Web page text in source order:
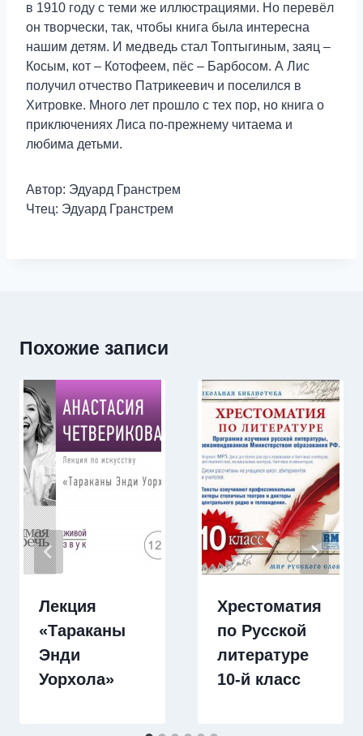
в 1910 году с теми же иллюстрациями. Но перевёл
он творчески, так, чтобы книга была интересна
нашим детям. И медведь стал Топтыгиным, заяц –
Косым, кот – Котофеем, пёс – Барбосом. А Лис
получил отчество Патрикеевич и поселился в
Хитровке. Много лет прошло с тех пор, но книга о
приключениях Лиса по-прежнему читаема и
любима детьми.
Автор: Эдуард Гранстрем
Чтец: Эдуард Гранстрем
Похожие записи
Лекция
«Тараканы
Энди
Уорхола»
Хрестоматия
по Русской
литературе
10-й класс